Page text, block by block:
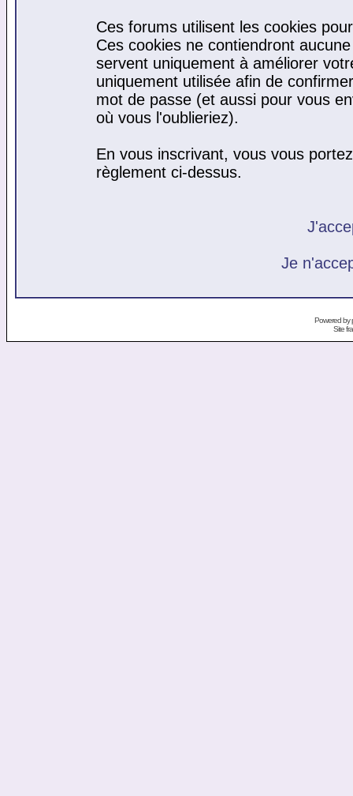
Ces forums utilisent les cookies
Ces cookies ne contiendront
servent uniquement à améliorer
uniquement utilisée afin de
mot de passe (et aussi pour vous
où vous l'oublieriez).
En vous inscrivant, vous vous
règlement ci-dessus.
Je
Powered by
Site